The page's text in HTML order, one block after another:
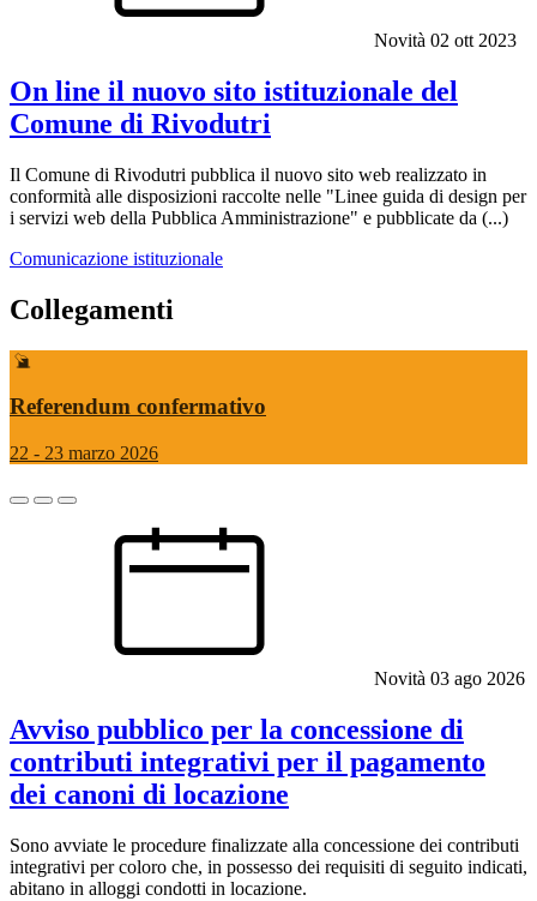
Novità 02 ott 2023
On line il nuovo sito istituzionale del
Comune di Rivodutri
Il Comune di Rivodutri pubblica il nuovo sito web realizzato in
conformità alle disposizioni raccolte nelle "Linee guida di design per
i servizi web della Pubblica Amministrazione" e pubblicate da (...)
Comunicazione istituzionale
Collegamenti
Referendum confermativo
22 - 23 marzo 2026
Novità 03 ago 2026
Avviso pubblico per la concessione di
contributi integrativi per il pagamento
dei canoni di locazione
Sono avviate le procedure finalizzate alla concessione dei contributi
integrativi per coloro che, in possesso dei requisiti di seguito indicati,
abitano in alloggi condotti in locazione.